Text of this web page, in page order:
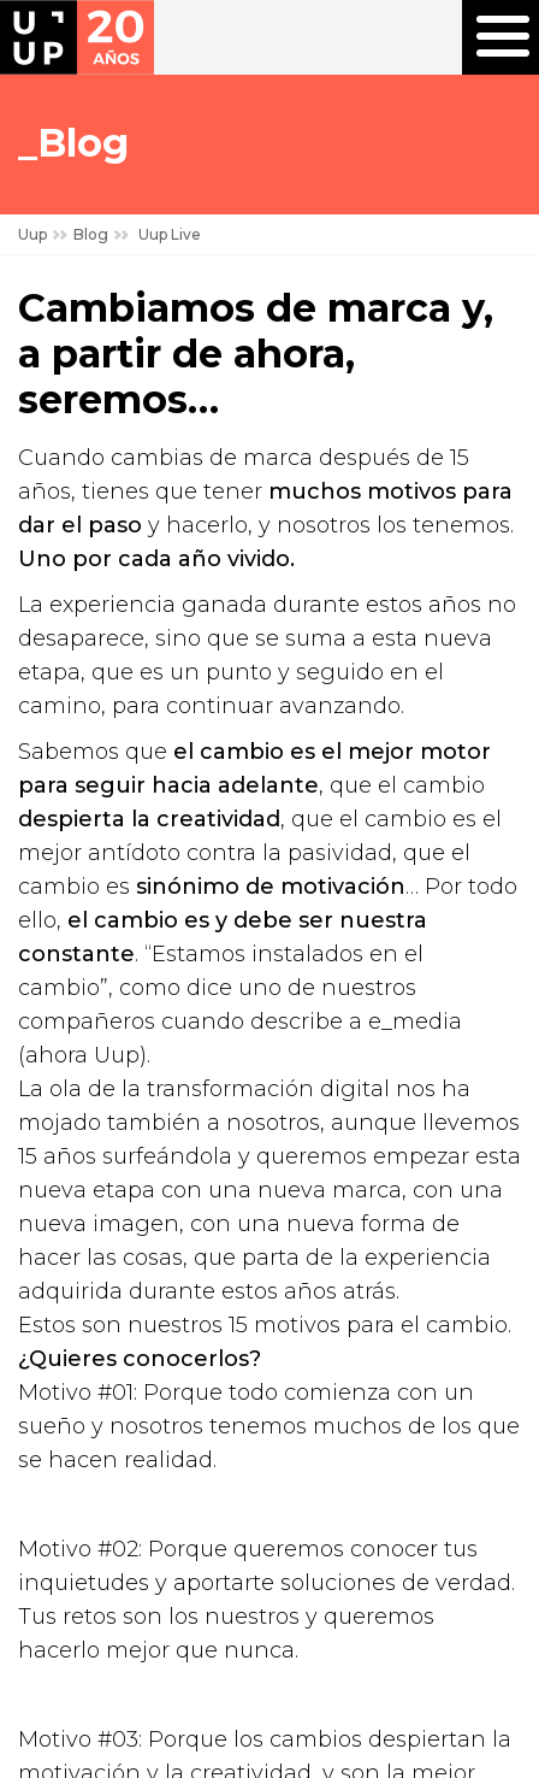
Blog
Uup Blog Uup Live
Cambiamos de marca y,
a partir de ahora,
seremos…
Cuando cambias de marca después de 15
años, tienes que tener muchos motivos para
dar el paso y hacerlo, y nosotros los tenemos.
Uno por cada año vivido.
La experiencia ganada durante estos años no
desaparece, sino que se suma a esta nueva
etapa, que es un punto y seguido en el
camino, para continuar avanzando.
Sabemos que el cambio es el mejor motor
para seguir hacia adelante, que el cambio
despierta la creatividad, que el cambio es el
mejor antídoto contra la pasividad, que el
cambio es sinónimo de motivación… Por todo
ello, el cambio es y debe ser nuestra
constante. “Estamos instalados en el
cambio”, como dice uno de nuestros
compañeros cuando describe a e_media
(ahora Uup).
La ola de la transformación digital nos ha
mojado también a nosotros, aunque llevemos
15 años surfeándola y queremos empezar esta
nueva etapa con una nueva marca, con una
nueva imagen, con una nueva forma de
hacer las cosas, que parta de la experiencia
adquirida durante estos años atrás.
Estos son nuestros 15 motivos para el cambio.
¿Quieres conocerlos?
Motivo #01: Porque todo comienza con un
sueño y nosotros tenemos muchos de los que
se hacen realidad.
Motivo #02: Porque queremos conocer tus
inquietudes y aportarte soluciones de verdad.
Tus retos son los nuestros y queremos
hacerlo mejor que nunca.
Motivo #03: Porque los cambios despiertan la